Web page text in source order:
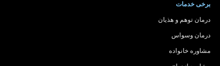
برخی خدمات
درمان توهم و هذیان
درمان وسواس
مشاوره خانواده